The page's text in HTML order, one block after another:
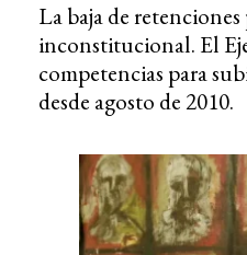
La baja de
inconstitucional. El
competencias para
desde agosto de 2010.